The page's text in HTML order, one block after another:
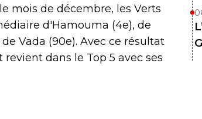
mois de décembre, les Verts
d'Hamouma (4e), de
Vada (90e). Avec ce résultat
dans le Top 5 avec ses